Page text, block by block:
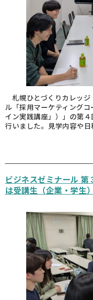
札幌ひとづくりカレッジ
ル「採用マーケティング
イン実践講座」）」の第
行いました。見学内容や
ビジネスゼミナール 第
は受講生（企業・学生